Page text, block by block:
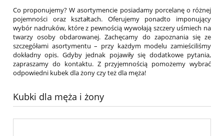
Co proponujemy? W asortymencie posiadamy porcelanę o różnej
pojemności oraz kształtach. Oferujemy ponadto imponujący
wybór nadruków, które z pewnością wywołają szczery uśmiech na
twarzy osoby obdarowanej. Zachęcamy do zapoznania się ze
szczegółami asortymentu – przy każdym modelu zamieściliśmy
dokładny opis. Gdyby jednak pojawiły się dodatkowe pytania,
zapraszamy do kontaktu. Z przyjemnością pomożemy wybrać
odpowiedni kubek dla żony czy też dla męża!
Kubki dla męża i żony